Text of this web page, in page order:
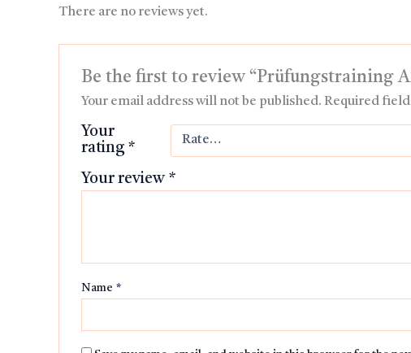
There are no reviews yet.
Be the first to review “Prüfungstraining
Your email address will not be published. Required
Your
rating *
Your review *
Name *